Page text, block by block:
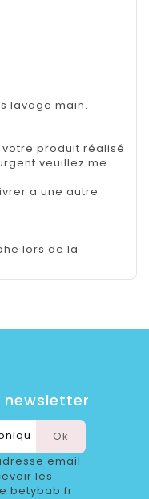
lavage main.
produit réalisé
veuillez me
a une autre
lors de la
newsletter
email
les
betybab.fr